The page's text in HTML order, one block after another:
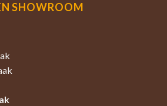
SHOWROOM